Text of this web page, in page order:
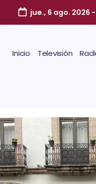
jue., 6 ago. 2026-
Inicio Televisión